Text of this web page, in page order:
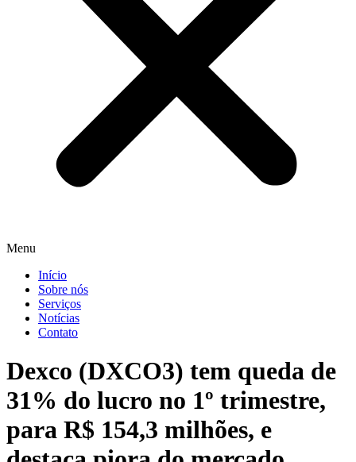
Menu
Início
Sobre nós
Serviços
Notícias
Contato
Dexco (DXCO3) tem queda de
31% do lucro no 1º trimestre,
para R$ 154,3 milhões, e